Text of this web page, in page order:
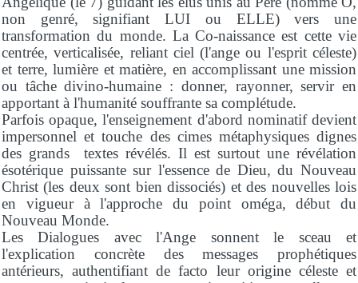
non genré, signifiant LUI ou ELLE) vers une
transformation du monde. La Co-naissance est cette vie
centrée, verticalisée, reliant ciel (l'ange ou l'esprit céleste)
et terre, lumière et matière, en accomplissant une mission
ou tâche divino-humaine : donner, rayonner, servir en
apportant à l'humanité souffrante sa complétude.
Parfois opaque, l'enseignement d'abord nominatif devient
impersonnel et touche des cimes métaphysiques dignes
des grands textes révélés. Il est surtout une révélation
ésotérique puissante sur l'essence de Dieu, du Nouveau
Christ (les deux sont bien dissociés) et des nouvelles lois
en vigueur à l'approche du point oméga, début du
Nouveau Monde.
Les Dialogues avec l'Ange sonnent le sceau et
l'explication concrète des messages prophétiques
antérieurs, authentifiant de facto leur origine céleste et